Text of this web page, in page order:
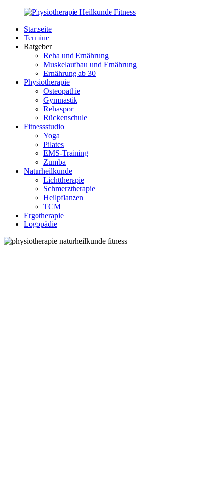
Zurück
Inhalt
PhysioMed-
Fit.de
Gesundheit
Startseite
Termine
Ratgeber
Reha und Ernährung
Muskelaufbau und Ernährung
Ernährung ab 30
Physiotherapie
Osteopathie
Gymnastik
Rehasport
Rückenschule
Fitnessstudio
Yoga
Pilates
EMS-Training
Zumba
Naturheilkunde
Lichttherapie
Schmerztherapie
Heilpflanzen
TCM
Ergotherapie
Logopädie